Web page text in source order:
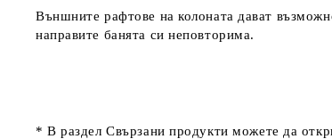
Външните рафтове на колоната дават
направите банята си неповторима.
* В разделСвързани продукти можете да